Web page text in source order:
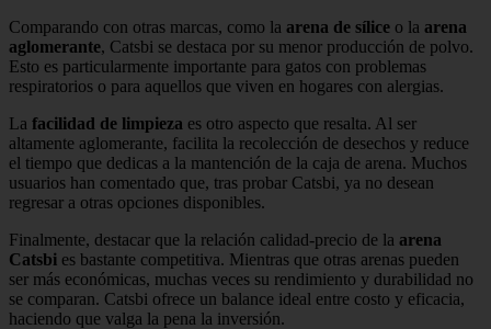
Comparando con otras marcas, como la arena de sílice o la arena
aglomerante, Catsbi se destaca por su menor producción de polvo.
Esto es particularmente importante para gatos con problemas
respiratorios o para aquellos que viven en hogares con alergias.
La facilidad de limpieza es otro aspecto que resalta. Al ser
altamente aglomerante, facilita la recolección de desechos y reduce
el tiempo que dedicas a la mantención de la caja de arena. Muchos
usuarios han comentado que, tras probar Catsbi, ya no desean
regresar a otras opciones disponibles.
Finalmente, destacar que la relación calidad-precio de la arena
Catsbi es bastante competitiva. Mientras que otras arenas pueden
ser más económicas, muchas veces su rendimiento y durabilidad no
se comparan. Catsbi ofrece un balance ideal entre costo y eficacia,
haciendo que valga la pena la inversión.